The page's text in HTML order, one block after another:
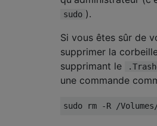
sudo ).
Si vous êtes sûr de
supprimer la
supprimant le
une commande